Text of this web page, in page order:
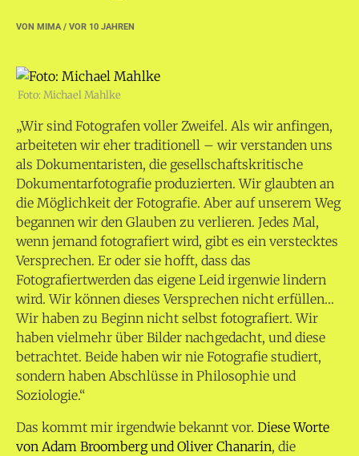
VON MIMA/ VOR 10 JAHREN
Foto: Michael Mahlke
„Wir sind Fotografen voller Zweifel. Als wir anfingen,
arbeiteten wir eher traditionell – wir verstanden uns
als Dokumentaristen, die gesellschaftskritische
Dokumentarfotografie produzierten.Wir glaubten an
die Möglichkeit der Fotografie. Aber auf unserem Weg
begannen wir den Glauben zu verlieren. Jedes Mal,
wenn jemand fotografiert wird, gibt es ein verstecktes
Versprechen. Er oder sie hofft, dass das
Fotografiertwerden das eigene Leid irgenwie lindern
wird. Wir können dieses Versprechen nicht erfüllen…
Wir haben zu Beginn nicht selbst fotografiert. Wir
haben vielmehr über Bilder nachgedacht, und diese
betrachtet. Beide haben wir nie Fotografie studiert,
sondern haben Abschlüsse in Philosophie und
Soziologie.“
Das kommt mir irgendwie bekannt vor. Diese Worte
von Adam Broomberg und Oliver Chanarin, die